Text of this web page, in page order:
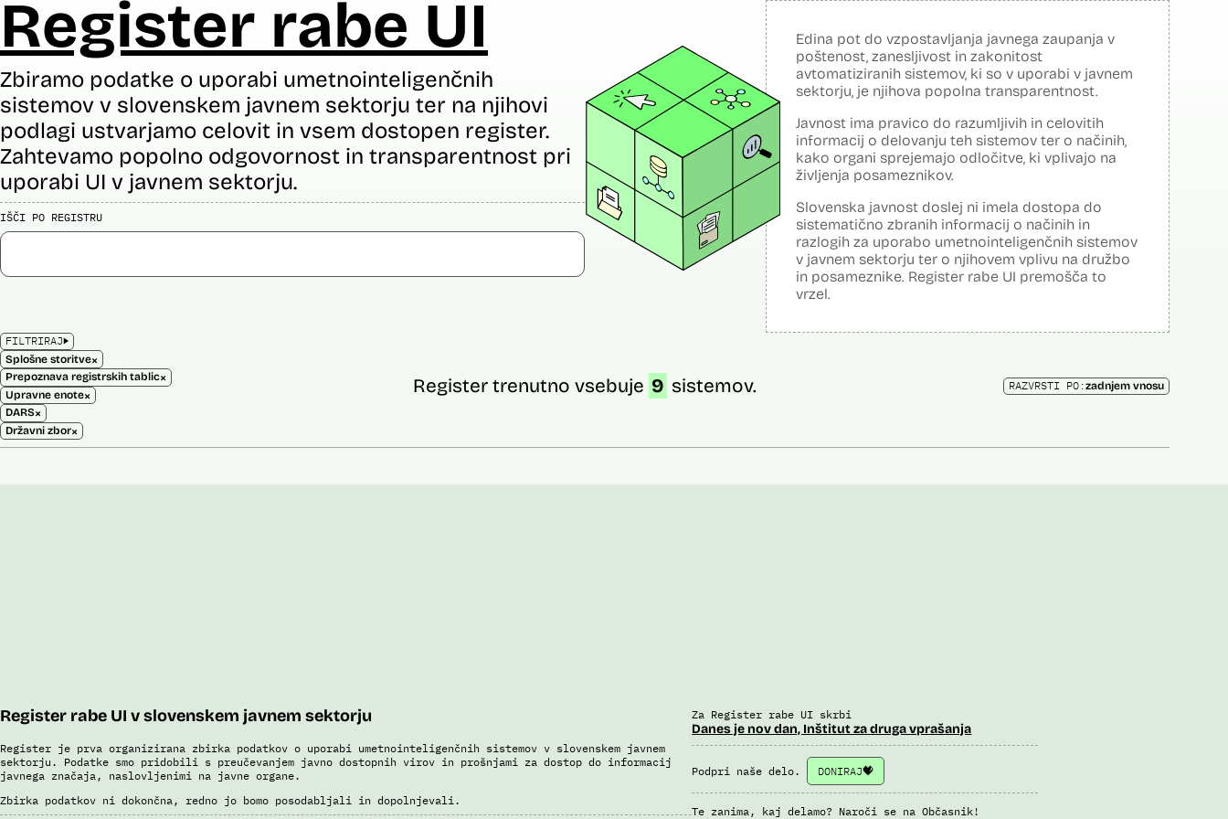
Register rabe UI
Zbiramo podatke o uporabi umetnointeligenčnih
sistemov v slovenskem javnem sektorju ter na njihovi
podlagi ustvarjamo celovit in vsem dostopen register.
Zahtevamo popolno odgovornost in transparentnost pri
uporabi UI v javnem sektorju.
IŠČI PO REGISTRU
Edina pot do vzpostavljanja javnega zaupanja v
poštenost, zanesljivost in zakonitost
avtomatiziranih sistemov, ki so v uporabi v javnem
sektorju, je njihova popolna transparentnost.
Javnost ima pravico do razumljivih in celovitih
informacij o delovanju teh sistemov ter o načinih,
kako organi sprejemajo odločitve, ki vplivajo na
življenja posameznikov.
Slovenska javnost doslej ni imela dostopa do
sistematično zbranih informacij o načinih in
razlogih za uporabo umetnointeligenčnih sistemov
v javnem sektorju ter o njihovem vplivu na družbo
in posameznike. Register rabe UI premošča to
vrzel.
FILTRIRAJ
Splošne storitve×
Prepoznava registrskih tablic×
Upravne enote×
DARS×
Državni zbor×
Register trenutno vsebuje 9 sistemov. RAZVRSTI PO:zadnjem vnosu
Register rabe UI v slovenskem javnem sektorju
Register je prva organizirana zbirka podatkov o uporabi umetnointeligenčnih sistemov v slovenskem javnem
sektorju. Podatke smo pridobili s preučevanjem javno dostopnih virov in prošnjami za dostop do informacij
javnega značaja, naslovljenimi na javne organe.
Zbirka podatkov ni dokončna, redno jo bomo posodabljali in dopolnjevali.
Za Register rabe UI skrbi
Danes je nov dan, Inštitut za druga vprašanja
Podpri naše delo. DONIRAJ
Te zanima, kaj delamo? Naroči se na Občasnik!